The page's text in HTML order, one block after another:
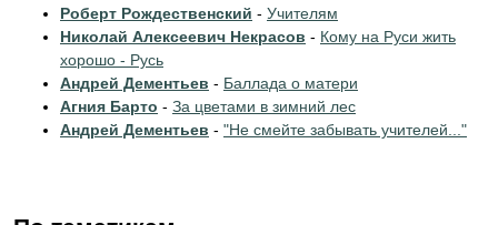
Роберт Рождественский - Учителям
Николай Алексеевич Некрасов - Кому на Руси жить
хорошо - Русь
Андрей Дементьев - Баллада о матери
Агния Барто - За цветами в зимний лес
Андрей Дементьев - "Не смейте забывать учителей..."